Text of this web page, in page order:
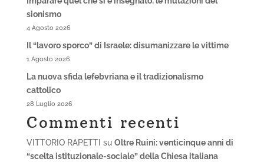
sionismo
4 Agosto 2026
Il “lavoro sporco” di Israele: disumanizzare le vittime
1 Agosto 2026
La nuova sfida lefebvriana e il tradizionalismo
cattolico
28 Luglio 2026
Commenti recenti
VITTORIO RAPETTI su Oltre Ruini: venticinque anni di
“scelta istituzionale-sociale” della Chiesa italiana